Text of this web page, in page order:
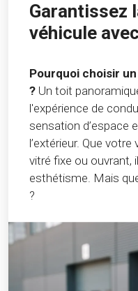
Garantissez
véhicule
Pourquoi choisir
? Un toit
l'expérience de
sensation d’espace
l’extérieur. Que
vitré fixe ou ouvrant,
esthétisme. Mais
?